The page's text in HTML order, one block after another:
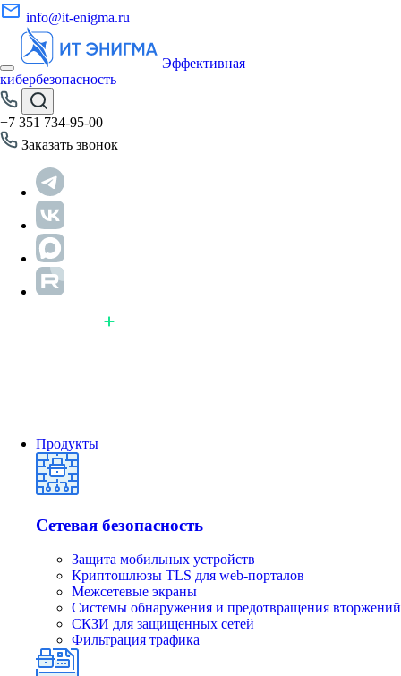
info@it-enigma.ru
Эффективная
кибербезопасность
+7 351 734-95-00
Заказать звонок
Продукты
Сетевая безопасность
Защита мобильных устройств
Криптошлюзы TLS для web-порталов
Межсетевые экраны
Системы обнаружения и предотвращения вторжений
СКЗИ для защищенных сетей
Фильтрация трафика